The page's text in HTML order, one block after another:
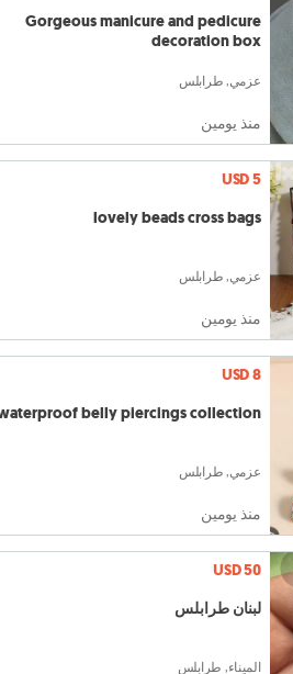
Gorgeous manicure and pedicure
decoration box
عزمي, طرابلس
منذ يومين
USD 5
lovely beads cross bags
عزمي, طرابلس
منذ يومين
USD 8
belly piercings collection
عزمي, طرابلس
منذ يومين
USD 50
لبنان طرابلس
الميناء, طرابلس